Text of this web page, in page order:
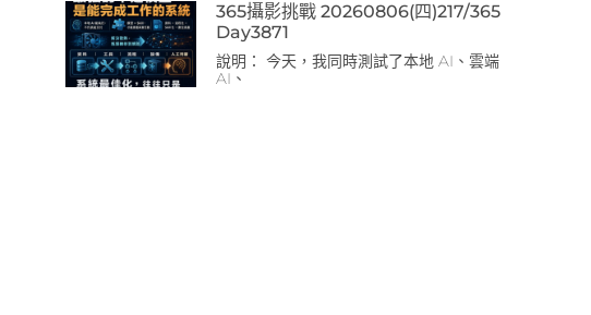
365攝影挑戰 20260806(四)217/365
Day3871
說明： 今天，我同時測試了本地 AI、雲端
AI、